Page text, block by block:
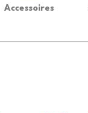
Accessoires